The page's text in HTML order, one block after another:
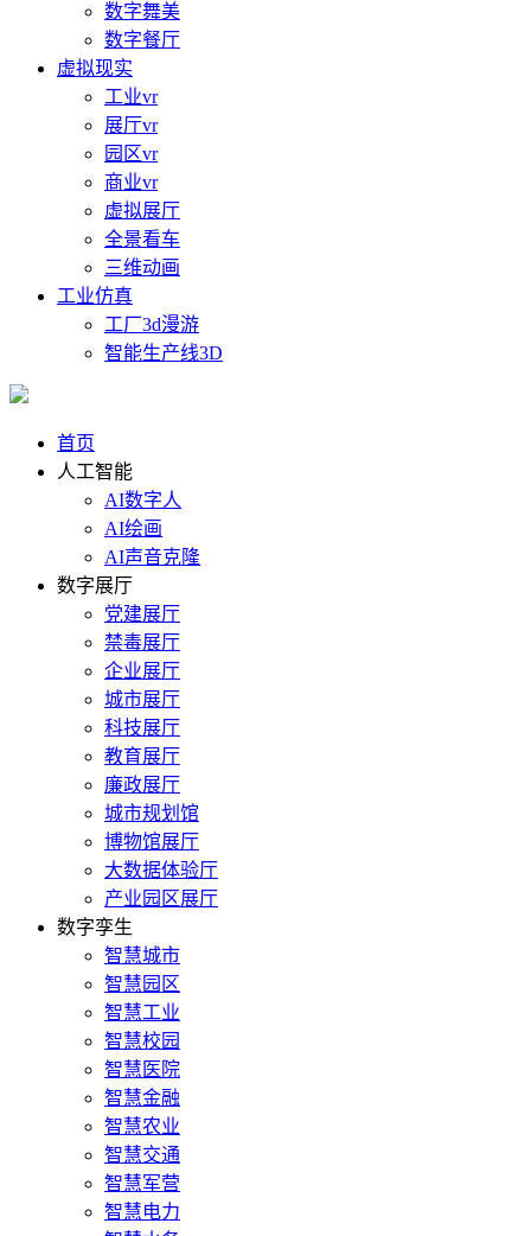
数字舞美
数字餐厅
虚拟现实
工业vr
展厅vr
园区vr
商业vr
虚拟展厅
全景看车
三维动画
工业仿真
工厂3d漫游
智能生产线3D
首页
人工智能
AI数字人
AI绘画
AI声音克隆
数字展厅
党建展厅
禁毒展厅
企业展厅
城市展厅
科技展厅
教育展厅
廉政展厅
城市规划馆
博物馆展厅
大数据体验厅
产业园区展厅
数字孪生
智慧城市
智慧园区
智慧工业
智慧校园
智慧医院
智慧金融
智慧农业
智慧交通
智慧军营
智慧电力